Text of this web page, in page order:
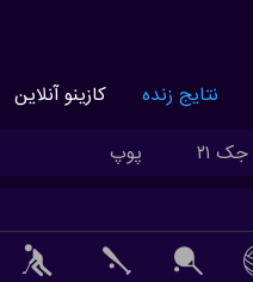
نتایج زنده کازینو آنلاین
۲۱ پوپ